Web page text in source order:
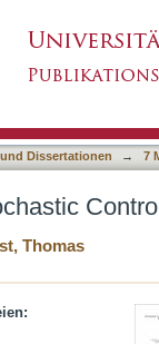
Dissertationen → 7
Thomas